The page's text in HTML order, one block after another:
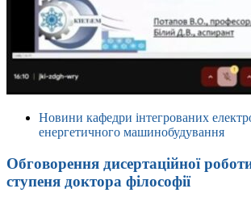
Новини кафедри інтегрованих
енергетичного машинобудування
Обговорення дисертаційної
ступеня доктора філософії